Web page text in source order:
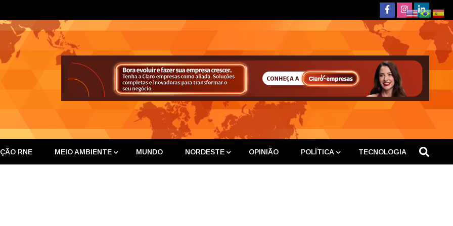
Nordeste
RNE MEIO AMBIENTE MUNDO NORDESTE OPINIÃO POLÍTICA TECNOLOGIA